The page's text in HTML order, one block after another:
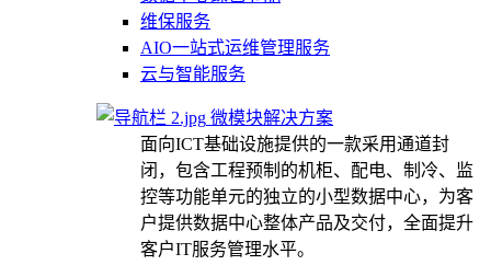
维保服务
AIO一站式运维管理服务
云与智能服务
微模块解决方案
面向ICT基础设施提供的一款采用通道封
闭，包含工程预制的机柜、配电、制冷、监
控等功能单元的独立的小型数据中心，为客
户提供数据中心整体产品及交付，全面提升
客户IT服务管理水平。